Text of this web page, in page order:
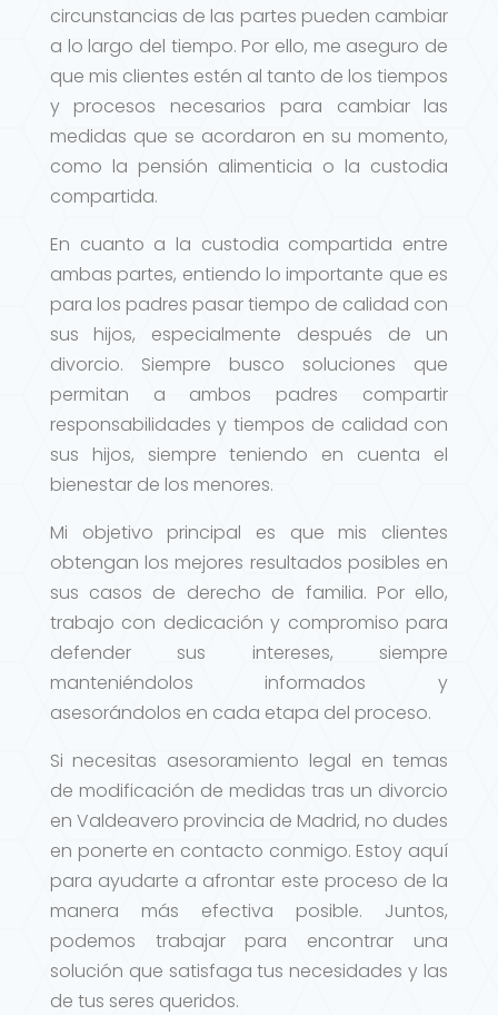
circunstancias de las partes pueden cambiar
a lo largo del tiempo. Por ello, me aseguro de
que mis clientes estén al tanto de los tiempos
y procesos necesarios para cambiar las
medidas que se acordaron en su momento,
como la pensión alimenticia o la custodia
compartida.
En cuanto a la custodia compartida entre
ambas partes, entiendo lo importante que es
para los padres pasar tiempo de calidad con
sus hijos, especialmente después de un
divorcio. Siempre busco soluciones que
permitan a ambos padres compartir
responsabilidades y tiempos de calidad con
sus hijos, siempre teniendo en cuenta el
bienestar de los menores.
Mi objetivo principal es que mis clientes
obtengan los mejores resultados posibles en
sus casos de derecho de familia. Por ello,
trabajo con dedicación y compromiso para
defender sus intereses, siempre
manteniéndolos informados y
asesorándolos en cada etapa del proceso.
Si necesitas asesoramiento legal en temas
de modificación de medidas tras un divorcio
en Valdeavero provincia de Madrid, no dudes
en ponerte en contacto conmigo. Estoy aquí
para ayudarte a afrontar este proceso de la
manera más efectiva posible. Juntos,
podemos trabajar para encontrar una
solución que satisfaga tus necesidades y las
de tus seres queridos.